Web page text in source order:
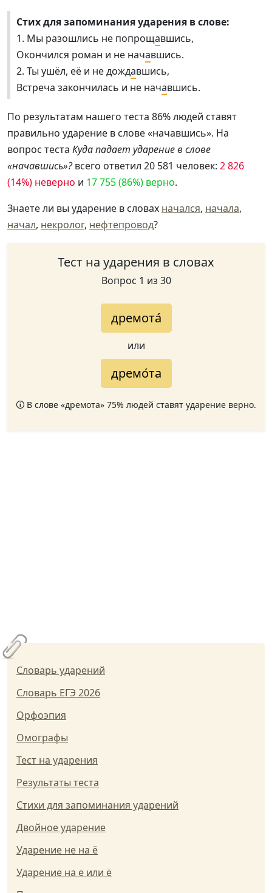
Стих для запоминания ударения в слове:
1. Мы разошлись не попрощавшись,
Окончился роман и не начавшись.
2. Ты ушёл, её и не дождавшись,
Встреча закончилась и не начавшись.
По результатам нашего теста 86% людей ставят
правильно ударение в слове «начавшись». На
вопрос теста Куда падает ударение в слове
«начавшись»?всего ответил 20 581 человек: 2 826
(14%) неверно и 17 755 (86%) верно.
Знаете ли вы ударение в словах начался, начала,
начал, некролог, нефтепровод?
Тест на ударения в словах
Вопрос 1 из 30
дремота́
или
дремо́та
🛈 В слове «дремота» 75% людей ставят ударение верно.
Словарь ударений
Словарь ЕГЭ 2026
Орфоэпия
Омографы
Тест на ударения
Результаты теста
Стихи для запоминания ударений
Двойное ударение
Ударение не на ё
Ударение на е или ё